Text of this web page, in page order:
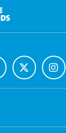
Ga
naar
Twitter
Ga
naar